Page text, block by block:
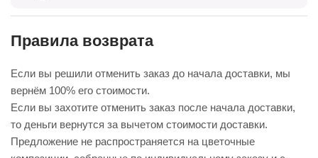
Правила возврата
Если вы решили отменить заказ до начала доставки, мы
вернём 100% его стоимости.
Если вы захотите отменить заказ после начала доставки,
то деньги вернутся за вычетом стоимости доставки.
Предложение не распространяется на цветочные